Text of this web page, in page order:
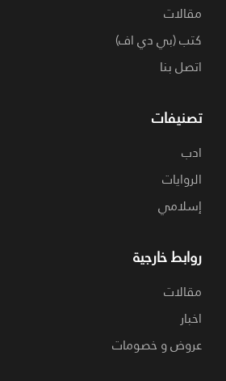
مقالات
كتب (بي دي اف)
اتصل بنا
تصنيفات
ادب
الروايات
إسلامي
روابط خارجية
مقالات
اخبار
عروض و خصومات